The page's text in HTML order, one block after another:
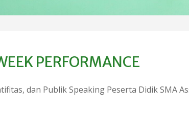
PERFORMANCE
dan Publik Speaking Peserta Didik SMA